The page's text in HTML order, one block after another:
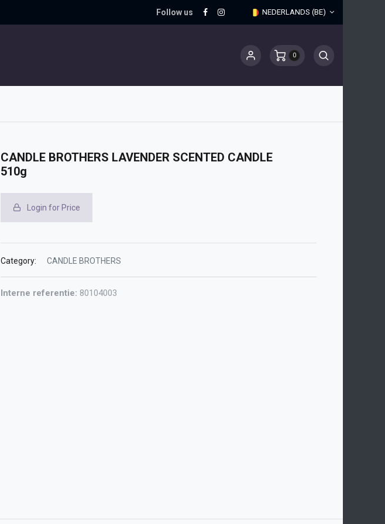
Follow us NEDERLANDS (BE)
0
CANDLE BROTHERS LAVENDER SCENTED CANDLE
510g
Login for Price
Category: CANDLE BROTHERS
Interne referentie: 80104003